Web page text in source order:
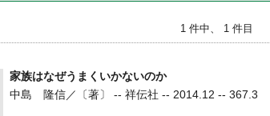
1 件中、 1 件目
家族はなぜうまくいかないのか
中島 隆信／〔著〕 -- 祥伝社 -- 2014.12 -- 367.3